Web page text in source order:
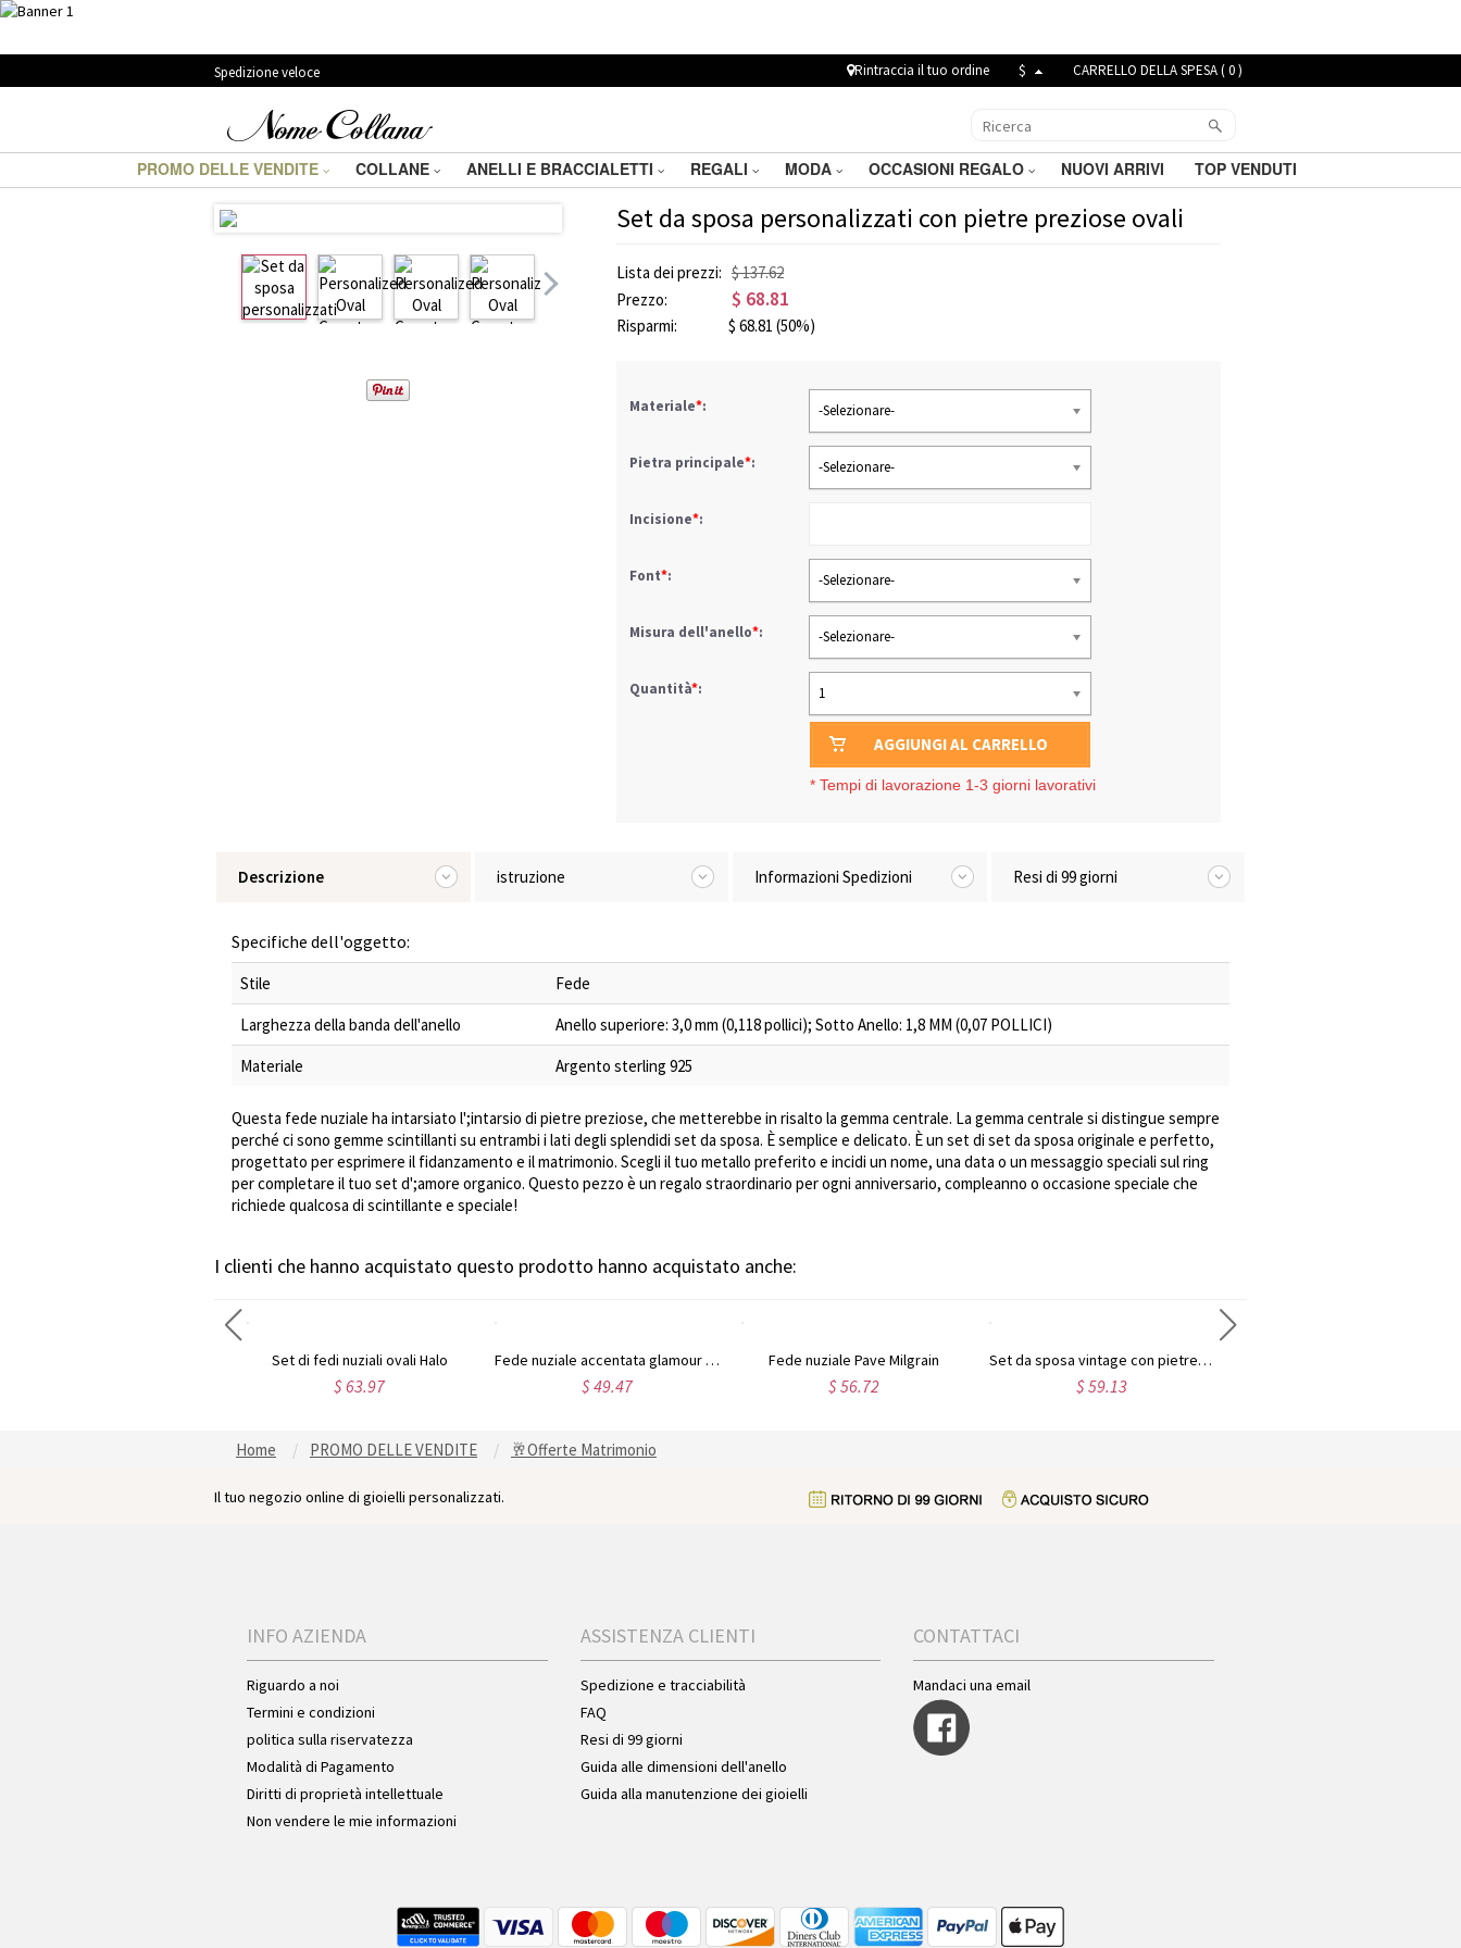
Spedizione veloce Rintraccia il tuo ordine $ CARRELLO DELLA SPESA (0)
PROMO DELLE VENDITE COLLANE ANELLI E BRACCIALETTI REGALI MODA OCCASIONI REGALO NUOVI ARRIVI TOP VENDUTI
Set da sposa personalizzati con pietre preziose ovali
Lista dei prezzi: $ 137.62
Prezzo:
$ 68.81
Risparmi: $ 68.81 (50%)
Materiale*: -Selezionare-
Pietra principale*: -Selezionare-
Incisione*:
Font*: -Selezionare-
Misura dell'anello*: -Selezionare-
Quantità*: 1
AGGIUNGI AL CARRELLO
* Tempi di lavorazione 1-3 giorni lavorativi
Descrizione istruzione Informazioni Spedizioni Resi di 99 giorni
Specifiche dell'oggetto:
Stile
Fede
Larghezza della banda dell'anello
Anello superiore: 3,0 mm (0,118 pollici); Sotto Anello: 1,8 MM (0,07 POLLICI)
Materiale
Argento sterling 925
Questa fede nuziale ha intarsiato l';intarsio di pietre preziose, che metterebbe in risalto la gemma centrale. La gemma centrale si distingue sempre
perché ci sono gemme scintillanti su entrambi i lati degli splendidi set da sposa. È semplice e delicato. È un set di set da sposa originale e perfetto,
progettato per esprimere il fidanzamento e il matrimonio. Scegli il tuo metallo preferito e incidi un nome, una data o un messaggio speciali sul ring
per completare il tuo set d';amore organico. Questo pezzo è un regalo straordinario per ogni anniversario, compleanno o occasione speciale che
richiede qualcosa di scintillante e speciale!
I clienti che hanno acquistato questo prodotto hanno acquistato anche:
Fede nuziale accentata glamour vintage Fede nuziale Pave Milgrain Set da sposa vintage con pietre preziose Set da sposa incisi con impostazione incastonatura Set di fedi nuziali in 3 pietre
Home PROMO DELLE VENDITE 🥂Offerte Matrimonio
Il tuo negozio online di gioielli personalizzati.
INFO AZIENDA
Riguardo a noi
Termini e condizioni
politica sulla riservatezza
Modalità di Pagamento
Diritti di proprietà intellettuale
Non vendere le mie informazioni
ASSISTENZA CLIENTI
Spedizione e tracciabilità
FAQ
Resi di 99 giorni
Guida alle dimensioni dell'anello
Guida alla manutenzione dei gioielli
CONTATTACI
Mandaci una email